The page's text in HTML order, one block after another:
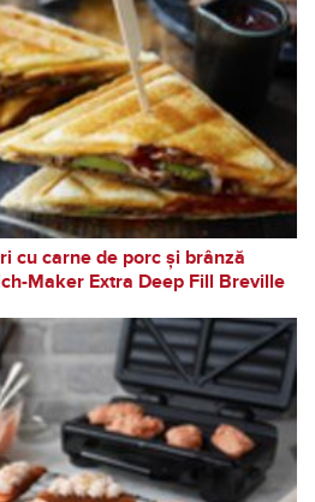
cu carne de porc și brânză
Maker Extra Deep Fill Breville